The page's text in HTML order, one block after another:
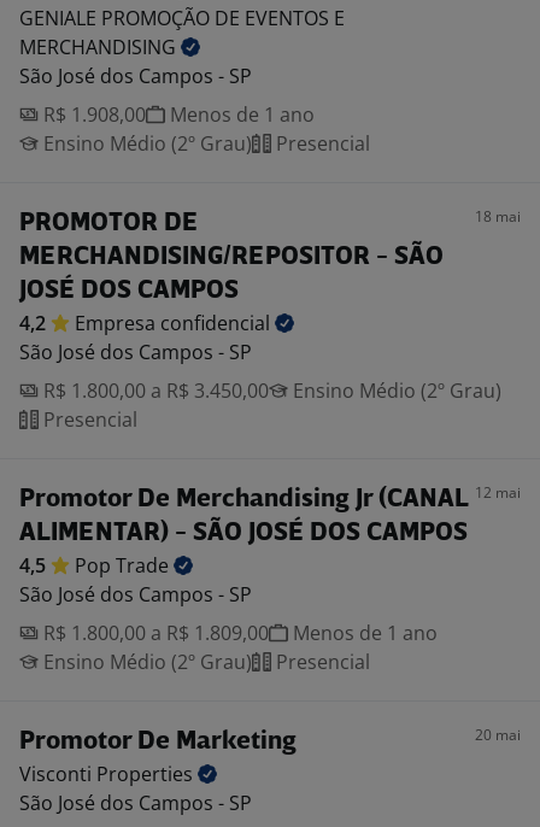
GENIALE PROMOÇÃO DE EVENTOS E
MERCHANDISING
São José dos Campos - SP
R$ 1.908,00
Menos de 1 ano
Ensino Médio (2º Grau)
Presencial
PROMOTOR DE
MERCHANDISING/REPOSITOR - SÃO
JOSÉ DOS CAMPOS
18 mai
4,2 Empresa confidencial
São José dos Campos - SP
R$ 1.800,00 a R$ 3.450,00
Ensino Médio (2º Grau)
Presencial
Promotor De Merchandising Jr (CANAL
ALIMENTAR) - SÃO JOSÉ DOS CAMPOS
12 mai
4,5 Pop Trade
São José dos Campos - SP
R$ 1.800,00 a R$ 1.809,00
Menos de 1 ano
Ensino Médio (2º Grau)
Presencial
Promotor De Marketing 20 mai
Visconti Properties
São José dos Campos - SP